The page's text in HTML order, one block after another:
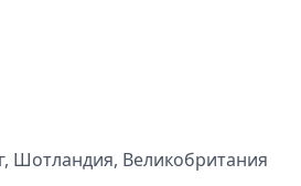
Шотландия, Великобритания